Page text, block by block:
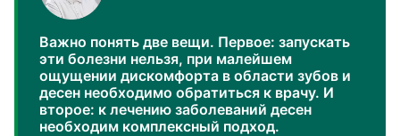
Важно понять две вещи. Первое: запускать
эти болезни нельзя, при малейшем
ощущении дискомфорта в области зубов и
десен необходимо обратиться к врачу. И
второе: к лечению заболеваний десен
необходим комплексный подход.